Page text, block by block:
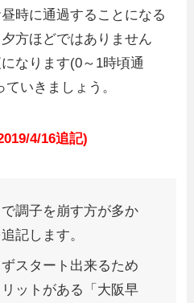
時に通過することになる
方ほどではありません
なります(0～1時頃通
いきましょう。
4/16追記)
調子を崩す方が多か
記します。
スタート出来るため
ットがある「大阪早